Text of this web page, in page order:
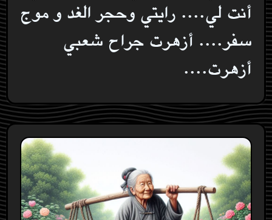
أنت لي.... رايتي وحجر الغد و موج
سفر.... أزهرت جراح شعبي
أزهرت....